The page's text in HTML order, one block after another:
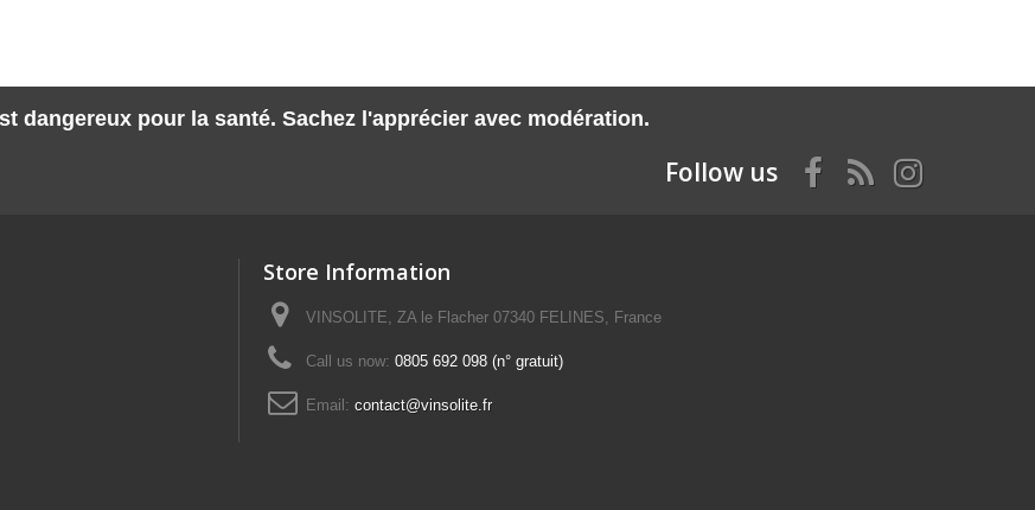
dangereux pour la santé. Sachez l'apprécier avec modération.
Follow us
Store Information
VINSOLITE, ZA le Flacher 07340 FELINES, France
Call us now: 0805 692 098 (n° gratuit)
Email: contact@vinsolite.fr